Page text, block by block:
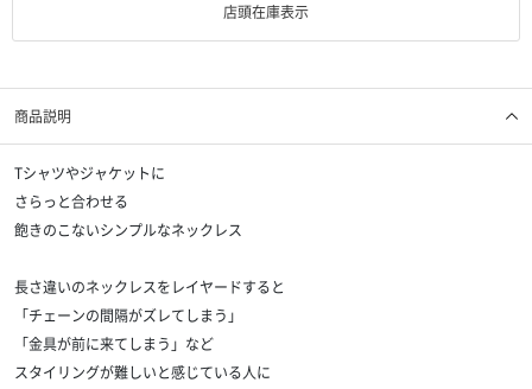
店頭在庫表示
商品説明
Tシャツやジャケットに
さらっと合わせる
飽きのこないシンプルなネックレス
長さ違いのネックレスをレイヤードすると
「チェーンの間隔がズレてしまう」
「金具が前に来てしまう」など
スタイリングが難しいと感じている人に